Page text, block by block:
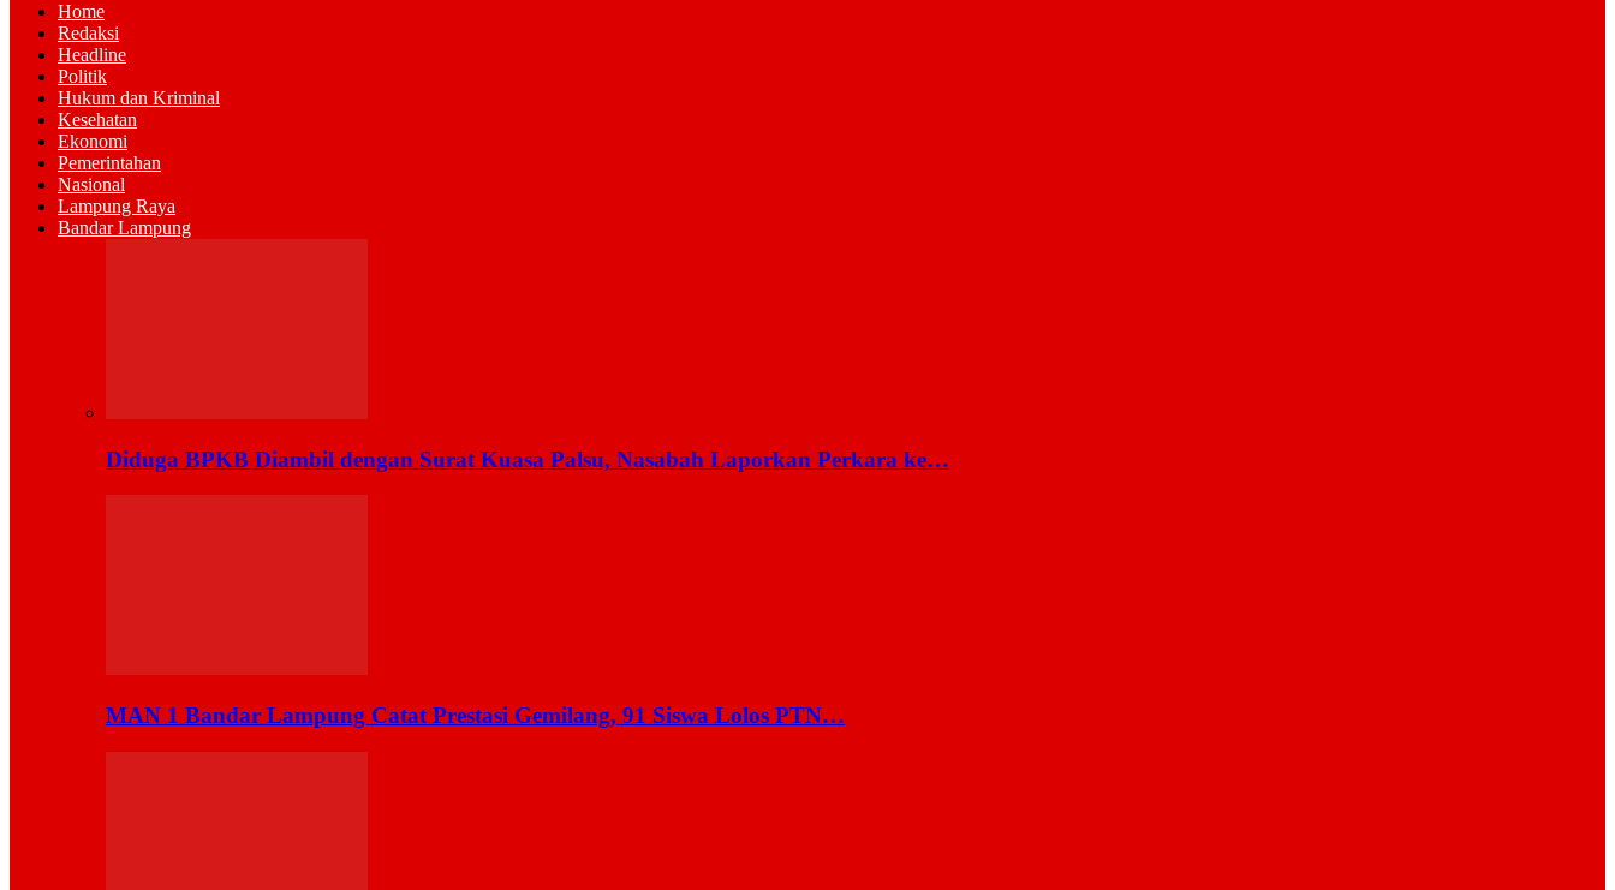
Home
Redaksi
Headline
Politik
Hukum dan Kriminal
Kesehatan
Ekonomi
Pemerintahan
Nasional
Lampung Raya
Bandar Lampung
Diduga BPKB Diambil dengan Surat Kuasa Palsu, Nasabah Laporkan Perkara ke…
MAN 1 Bandar Lampung Catat Prestasi Gemilang, 91 Siswa Lolos PTN…